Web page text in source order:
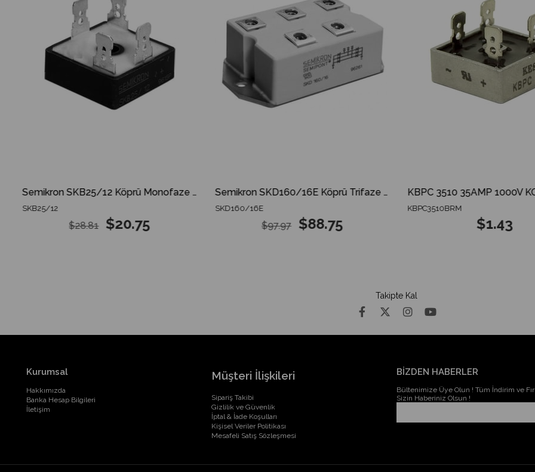
Semikron SKB25/12 Köprü Monofaze Diyot SKB-25/12 SKB 25/12
SKB25/12
$20.75
$28.81
Semikron SKD160/16E Köprü Trifaze Diyot SKD-160/16E SKD 160/16E
SKD160/16E
$88.75
$97.97
KBPC3510BRM
$1.43
Takipte Kal
Kurumsal
Hakkımızda
Banka Hesap Bilgileri
İletişim
Müşteri İlişkileri
Sipariş Takibi
Gizlilik ve Güvenlik
İptal & İade Koşulları
Kişisel Veriler Politikası
Mesafeli Satış Sözleşmesi
BİZDEN HABERLER
Bültenimize Üye Olun ! Tüm İndirim ve
Sizin Haberiniz Olsun !